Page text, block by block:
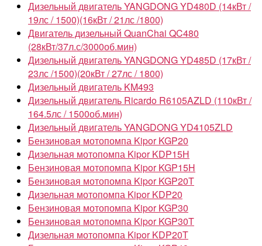
Дизельный двигатель YANGDONG YD480D (14кВт /
19лс / 1500)(16кВт / 21лс /1800)
Двигатель дизельный QuanChai QC480
(28кВт/37л.с/3000об.мин)
Дизельный двигатель YANGDONG YD485D (17кВт /
23лс /1500)(20кВт / 27лс / 1800)
Дизельный двигатель KM493
Дизельный двигатель Ricardo R6105AZLD (110кВт /
164.5лс / 1500об.мин)
Дизельный двигатель YANGDONG YD4105ZLD
Бензиновая мотопомпа Kipor KGP20
Дизельная мотопомпа Kipor KDP15Н
Бензиновая мотопомпа Kipor KGP15H
Бензиновая мотопомпа Kipor KGP20T
Дизельная мотопомпа Kipor KDP20
Бензиновая мотопомпа Kipor KGP30
Бензиновая мотопомпа Kipor KGP30T
Дизельная мотопомпа Kipor KDP20T